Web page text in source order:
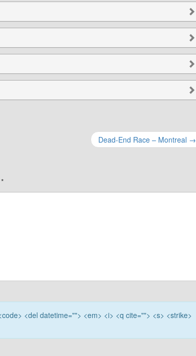
Dead-End Race – Montreal →
*
<del datetime=""> <em> <i> <q cite=""> <s> <strike>